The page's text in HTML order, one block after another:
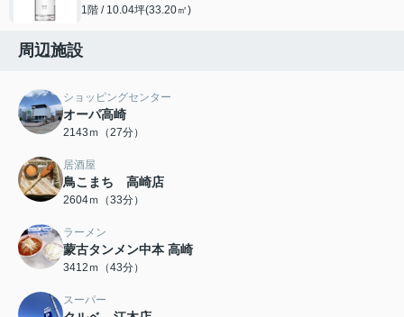
1階 / 10.04坪(33.20㎡)
周辺施設
ショッピングセンター
オーパ高崎
2143ｍ（27分）
居酒屋
鳥こまち 高崎店
2604ｍ（33分）
ラーメン
蒙古タンメン中本 高崎
3412ｍ（43分）
スーパー